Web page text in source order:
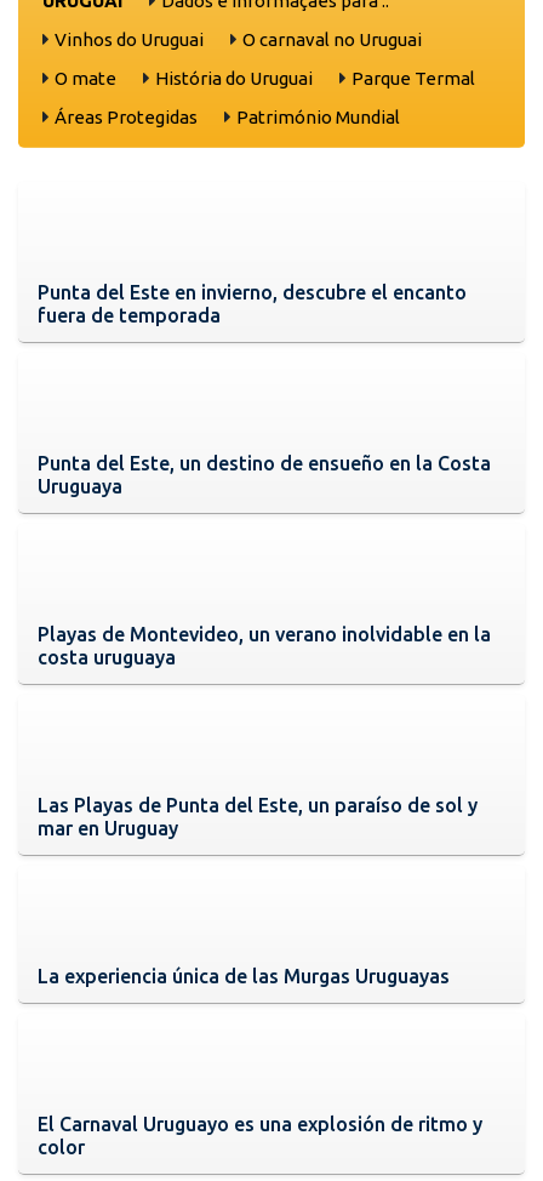
Vinhos do Uruguai
O carnaval no Uruguai
O mate
História do Uruguai
Parque Termal
Áreas Protegidas
Património Mundial
Punta del Este en invierno, descubre el encanto
fuera de temporada
Punta del Este, un destino de ensueño en la Costa
Uruguaya
Playas de Montevideo, un verano inolvidable en la
costa uruguaya
Las Playas de Punta del Este, un paraíso de sol y
mar en Uruguay
La experiencia única de las Murgas Uruguayas
El Carnaval Uruguayo es una explosión de ritmo y
color